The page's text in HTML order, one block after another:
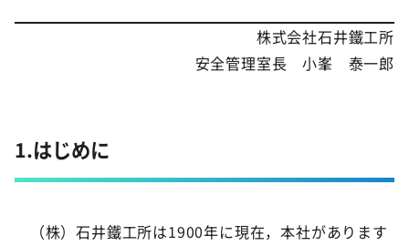
株式会社石井鐵工所
安全管理室長 小峯 泰一郎
1.はじめに
（株）石井鐵工所は1900年に現在，本社があります